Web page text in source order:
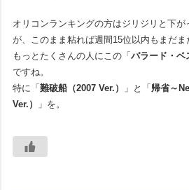
オリコンランキングの方はジリジリと下
が、このまま粘れば週間15位以内もまだま
もっとたくさんの人にこの「バラード・ベ
ですね。
特に「難破船（2007 Ver.） 」と「 帰省～
Ver.）
」を。